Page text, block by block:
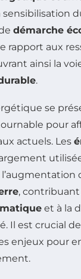
sensibilisation
démarche
rapport aux
ainsi la
.
se
pour
actuels. Les
, contribuant
et à la
Il est crucial
enjeux pour